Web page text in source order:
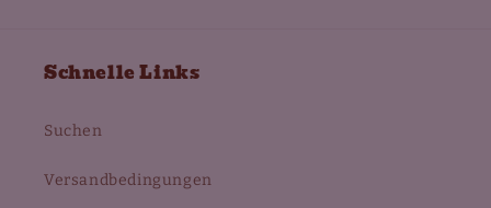
Schnelle Links
Suchen
Versandbedingungen